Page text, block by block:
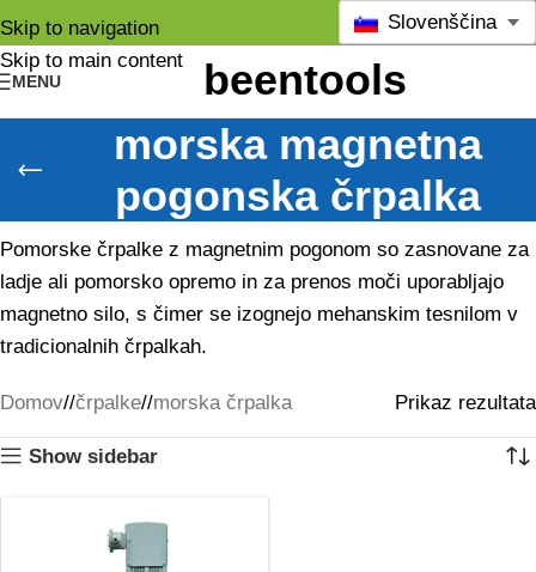
Skip to navigation
Skip to main content
MENU
Slovenščina
morska magnetna
pogonska črpalka
Pomorske črpalke z magnetnim pogonom so zasnovane za
ladje ali pomorsko opremo in za prenos moči uporabljajo
magnetno silo, s čimer se izognejo mehanskim tesnilom v
tradicionalnih črpalkah.
Domov/ črpalke/ morska črpalka Prikaz rezultata
Show sidebar